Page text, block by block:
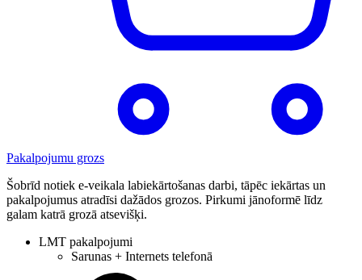
Pakalpojumu grozs
Šobrīd notiek e-veikala labiekārtošanas darbi, tāpēc iekārtas un
pakalpojumus atradīsi dažādos grozos. Pirkumi jānoformē līdz
galam katrā grozā atsevišķi.
LMT pakalpojumi
Sarunas + Internets telefonā